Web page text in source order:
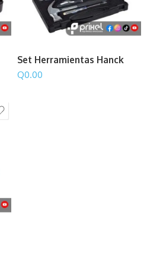
Set Herramientas Hanck
Q0.00